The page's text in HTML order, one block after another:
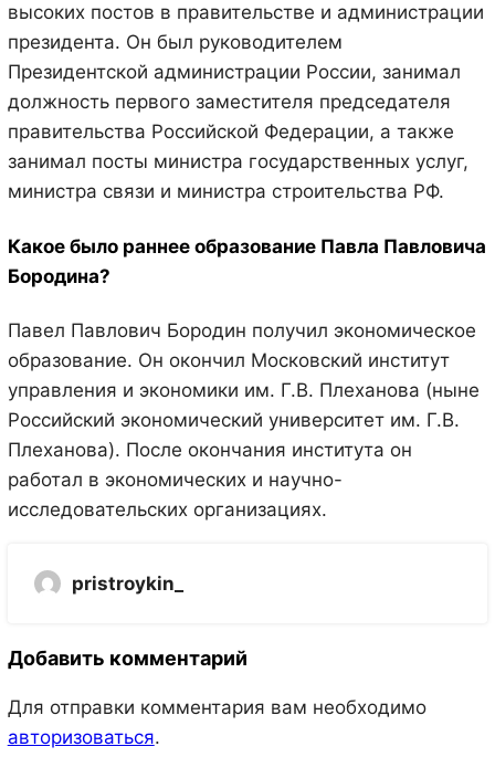
высоких постов в правительстве и администрации
президента. Он был руководителем
Президентской администрации России, занимал
должность первого заместителя председателя
правительства Российской Федерации, а также
занимал посты министра государственных услуг,
министра связи и министра строительства РФ.
Какое было раннее образование Павла Павловича
Бородина?
Павел Павлович Бородин получил экономическое
образование. Он окончил Московский институт
управления и экономики им. Г.В. Плеханова (ныне
Российский экономический университет им. Г.В.
Плеханова). После окончания института он
работал в экономических и научно-
исследовательских организациях.
pristroykin_
Добавить комментарий
Для отправки комментария вам необходимо
авторизоваться.